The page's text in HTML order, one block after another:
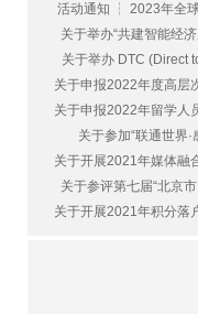
活动通知 ┆ 2023年全
关于举办“共建智能经
关于举办 DTC (Direct
关于申报2022年度高层
关于申报2022年留学人
关于参加“联通世界·
关于开展2021年媒体融
关于参评第七届“北京
关于开展2021年积分落